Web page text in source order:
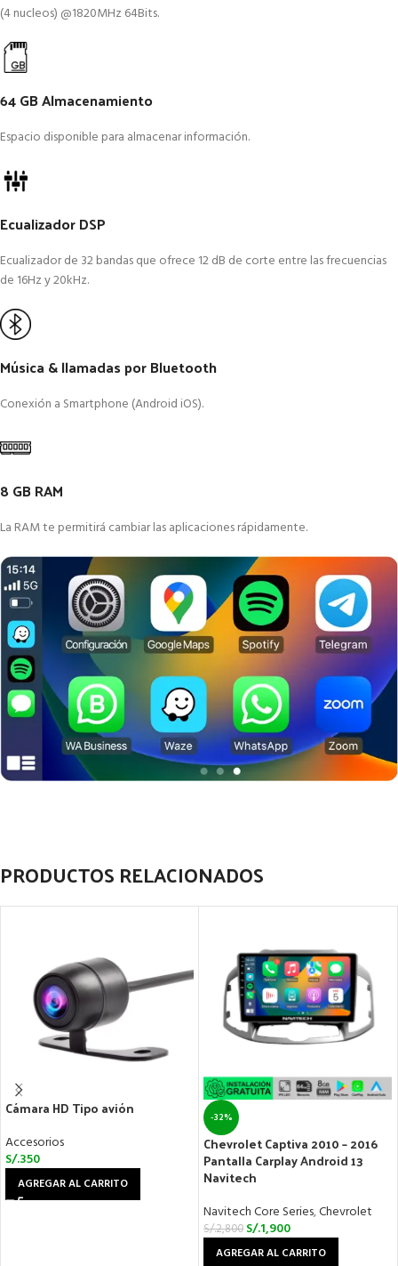
(4 nucleos) @1820MHz 64Bits.
64 GB Almacenamiento
Espacio disponible para almacenar información.
Ecualizador DSP
Ecualizador de 32 bandas que ofrece 12 dB de corte entre las frecuencias
de 16Hz y 20kHz.
Música & llamadas por Bluetooth
Conexión a Smartphone (Android iOS).
8 GB RAM
La RAM te permitirá cambiar las aplicaciones rápidamente.
PRODUCTOS RELACIONADOS
Cámara HD Tipo avión
Accesorios
S/.350
AGREGAR AL CARRITO
-32%
Chevrolet Captiva 2010 – 2016
Pantalla Carplay Android 13
Navitech
Navitech Core Series,Chevrolet
S/.2,800 S/.1,900
AGREGAR AL CARRITO